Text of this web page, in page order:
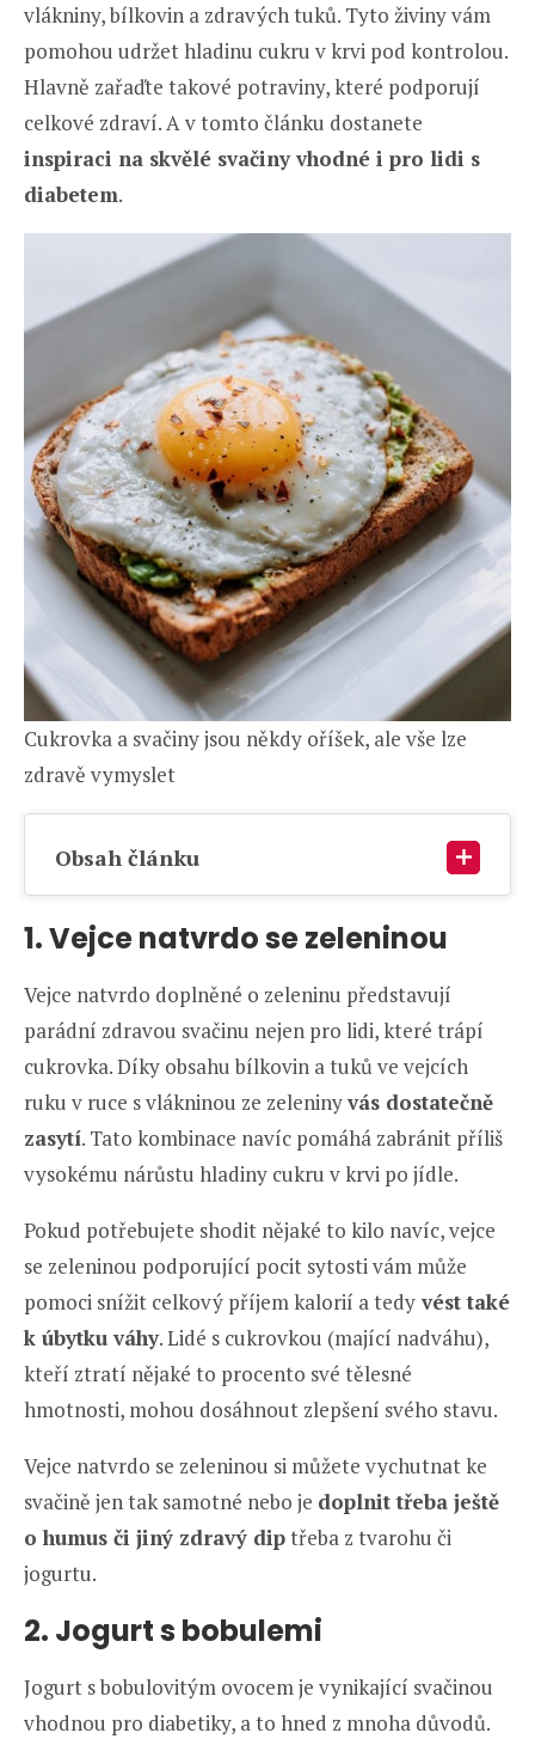
vlákniny, bílkovin a zdravých tuků. Tyto živiny vám
pomohou udržet hladinu cukru v krvi pod kontrolou.
Hlavně zařaďte takové potraviny, které podporují
celkové zdraví. A v tomto článku dostanete
inspiraci na skvělé svačiny vhodné i pro lidi s
diabetem.
Cukrovka a svačiny jsou někdy oříšek, ale vše lze
zdravě vymyslet
Obsah článku
1. Vejce natvrdo se zeleninou
Vejce natvrdo doplněné o zeleninu představují
parádní zdravou svačinu nejen pro lidi, které trápí
cukrovka. Díky obsahu bílkovin a tuků ve vejcích
ruku v ruce s vlákninou ze zeleninyvás dostatečně
zasytí. Tato kombinace navíc pomáhá zabránit příliš
vysokému nárůstu hladiny cukru v krvi po jídle.
Pokud potřebujete shodit nějaké to kilo navíc, vejce
se zeleninou podporující pocit sytosti vám může
pomoci snížit celkový příjem kalorií a tedy vést také
k úbytku váhy. Lidé s cukrovkou (mající nadváhu),
kteří ztratí nějaké to procento své tělesné
hmotnosti, mohou dosáhnout zlepšení svého stavu.
Vejce natvrdo se zeleninou si můžete vychutnat ke
svačině jen tak samotné nebo je doplnit třeba ještě
o humus či jiný zdravý diptřeba z tvarohu či
jogurtu.
2. Jogurt s bobulemi
Jogurt s bobulovitým ovocem je vynikající svačinou
vhodnou pro diabetiky, a to hned z mnoha důvodů.